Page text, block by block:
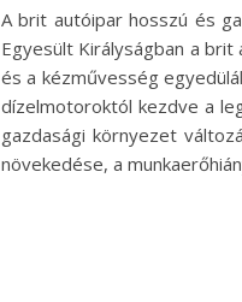
A brit autóipar hosszú és
Egyesült Királyságban a
és a kézművesség
dízelmotoroktól kezdve a
gazdasági környezet
növekedése, a